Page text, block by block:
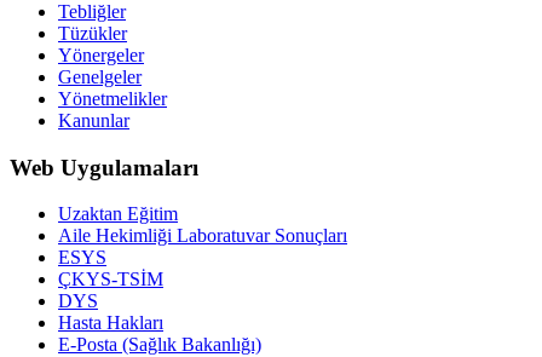
Tebliğler
Tüzükler
Yönergeler
Genelgeler
Yönetmelikler
Kanunlar
Web Uygulamaları
Uzaktan Eğitim
Aile Hekimliği Laboratuvar Sonuçları
ESYS
ÇKYS-TSİM
DYS
Hasta Hakları
E-Posta (Sağlık Bakanlığı)